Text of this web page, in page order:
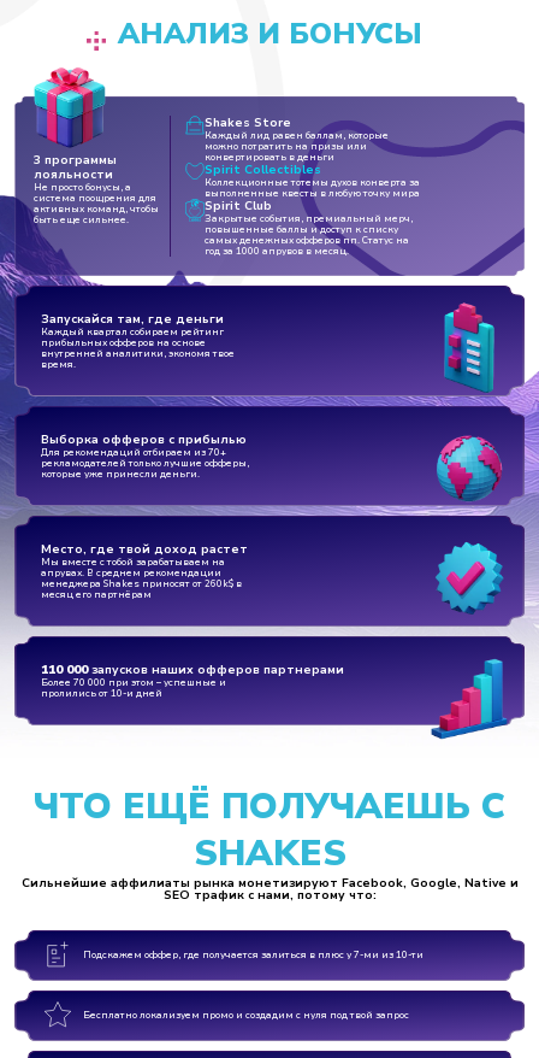
АНАЛИЗ И БОНУСЫ
Запускайся там, где деньги
Каждый квартал собираем рейтинг
прибыльных офферов на основе
внутренней аналитики, экономя твое
время.
Выборка офферов с прибылью
Для рекомендаций отбираем из 70+
рекламодателей только лучшие офферы,
которые уже принесли деньги.
Место, где твой доход растет
Мы вместе с тобой зарабатываем на
апрувах. В среднем рекомендации
менеджера Shakes приносят от 260k$ в
месяц его партнёрам
3 программы
лояльности
Не просто бонусы, а
система поощрения для
активных команд, чтобы
быть еще сильнее.
Shakes Store
Каждый лид равен баллам, которые
можно потратить на призы или
конвертировать в деньги
Spirit Collectibles
Коллекционные тотемы духов конверта за
выполненные квесты в любую точку мира
Spirit Club
Закрытые события, премиальный мерч,
повышенные баллы и доступ к списку
самых денежных офферов пп. Статус на
год за 1000 апрувов в месяц.
110 000запусков наших офферов партнерами
Более 70 000 при этом – успешные и
пролились от 10-и дней
ЧТО ЕЩЁ ПОЛУЧАЕШЬ С
SHAKES
Сильнейшие аффилиаты рынка монетизируют Facebook, Google, Native и
SEO трафик с нами, потому что:
Подскажем оффер, где получается залиться в плюс у 7-ми из 10-ти
Бесплатно локализуем промо и создадим с нуля под твой запрос